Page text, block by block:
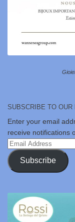
SUBSCRIBE TO OUR
Enter your email
receive notifications
Email
Address
Subscribe